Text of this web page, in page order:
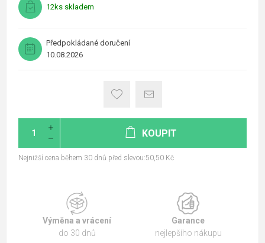
12ks skladem
Předpokládané doručení
10.08.2026
KOUPIT
Nejnižší cena během 30 dnů před slevou:50,50 Kč
Výměna a vrácení
do 30 dnů
Garance
nejlepšího nákupu